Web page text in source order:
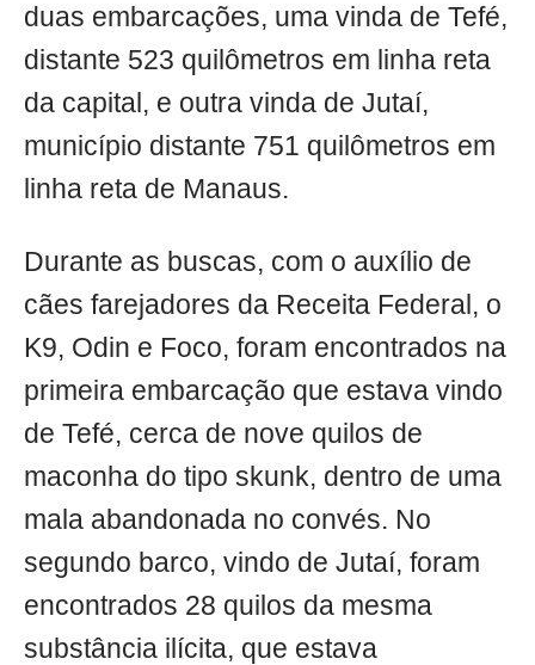
duas embarcações, uma vinda de Tefé,
distante 523 quilômetros em linha reta
da capital, e outra vinda de Jutaí,
município distante 751 quilômetros em
linha reta de Manaus.
Durante as buscas, com o auxílio de
cães farejadores da Receita Federal, o
K9, Odin e Foco, foram encontrados na
primeira embarcação que estava vindo
de Tefé, cerca de nove quilos de
maconha do tipo skunk, dentro de uma
mala abandonada no convés. No
segundo barco, vindo de Jutaí, foram
encontrados 28 quilos da mesma
substância ilícita, que estava